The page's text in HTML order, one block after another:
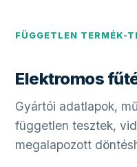
FÜGGETLEN TERMÉK-
Elektromos
Gyártói adatlapok,
független tesztek,
megalapozott